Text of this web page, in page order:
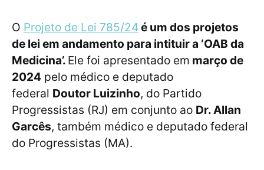
O Projeto de Lei 785/24é um dos projetos
de lei em andamento para intituir a ‘OAB da
Medicina’. Ele foi apresentado em março de
2024 pelo médico e deputado
federal Doutor Luizinho, do Partido
Progressistas (RJ) em conjunto ao Dr. Allan
Garcês, também médico e deputado federal
do Progressistas (MA).